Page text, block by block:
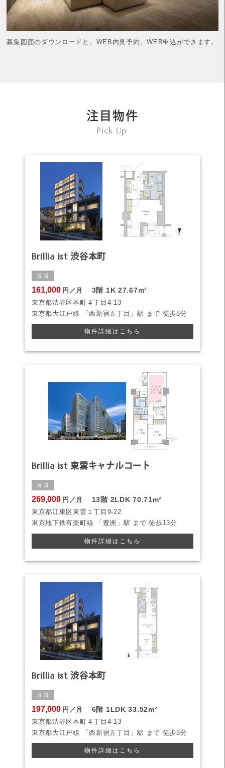
募集図面のダウンロードと、WEB内見予約、WEB申込ができます。
注目物件
Pick Up
Brillia ist 渋谷本町
賃 貸
161,000 円／月 3階 1K 27.67m²
東京都渋谷区本町４丁目4-13
東京都大江戸線
「西新宿五丁目」駅 まで 徒歩8分
物件詳細はこちら
Brillia ist 東雲キャナルコート
賃 貸
269,000 円／月 13階 2LDK 70.71m²
東京都江東区東雲１丁目9-22
東京地下鉄有楽町線
「豊洲」駅 まで 徒歩13分
物件詳細はこちら
Brillia ist 渋谷本町
賃 貸
197,000 円／月 6階 1LDK 33.52m²
東京都渋谷区本町４丁目4-13
東京都大江戸線
「西新宿五丁目」駅 まで 徒歩8分
物件詳細はこちら